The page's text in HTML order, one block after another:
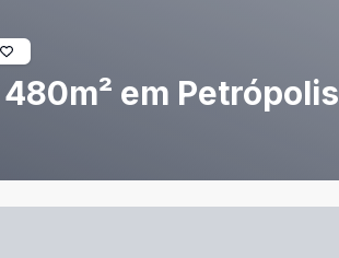
em Petrópolis